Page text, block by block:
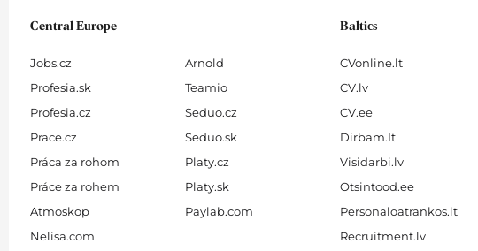
Central Europe
Jobs.cz
Profesia.sk
Profesia.cz
Prace.cz
Práca za rohom
Práce za rohem
Atmoskop
Nelisa.com
Arnold
Teamio
Seduo.cz
Seduo.sk
Platy.cz
Platy.sk
Paylab.com
Baltics
CVonline.lt
CV.lv
CV.ee
Dirbam.It
Visidarbi.lv
Otsintood.ee
Personaloatrankos.lt
Recruitment.lv